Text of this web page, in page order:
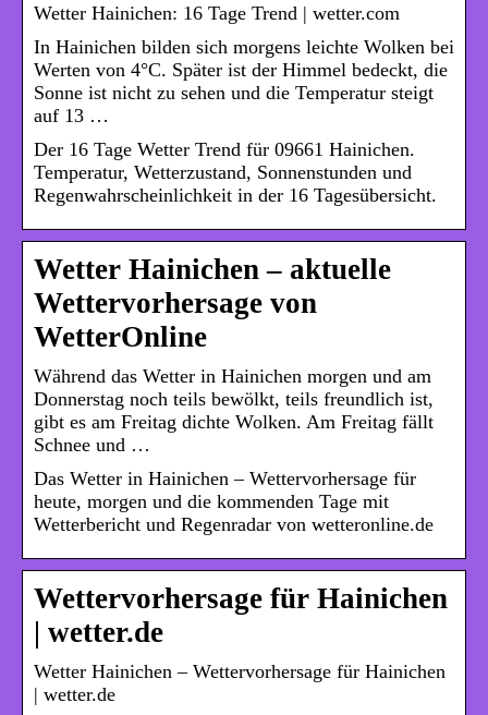
Wetter Hainichen: 16 Tage Trend | wetter.com
In Hainichen bilden sich morgens leichte Wolken bei
Werten von 4°C. Später ist der Himmel bedeckt, die
Sonne ist nicht zu sehen und die Temperatur steigt
auf 13 …
Der 16 Tage Wetter Trend für 09661 Hainichen.
Temperatur, Wetterzustand, Sonnenstunden und
Regenwahrscheinlichkeit in der 16 Tagesübersicht.
Wetter Hainichen – aktuelle
Wettervorhersage von
WetterOnline
Während das Wetter in Hainichen morgen und am
Donnerstag noch teils bewölkt, teils freundlich ist,
gibt es am Freitag dichte Wolken. Am Freitag fällt
Schnee und …
Das Wetter in Hainichen – Wettervorhersage für
heute, morgen und die kommenden Tage mit
Wetterbericht und Regenradar von wetteronline.de
Wettervorhersage für Hainichen
| wetter.de
Wetter Hainichen – Wettervorhersage für Hainichen
| wetter.de